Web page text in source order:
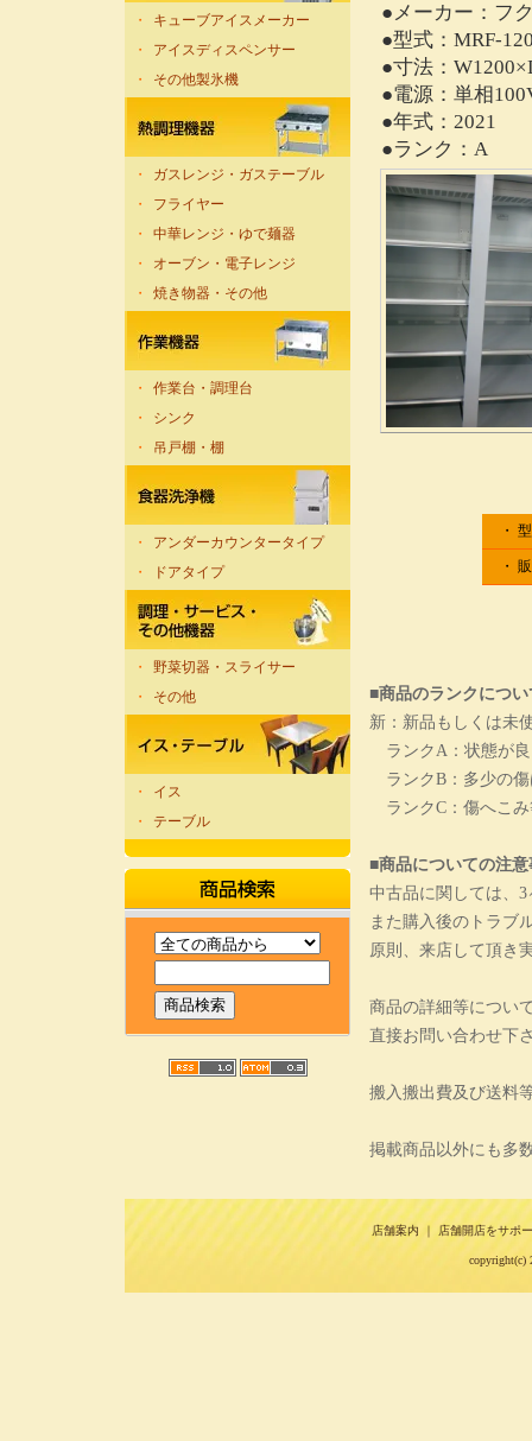
・
キューブアイスメーカー
・
アイスディスペンサー
・
その他製氷機
・
ガスレンジ・ガステーブル
・
フライヤー
・
中華レンジ・ゆで麺器
・
オーブン・電子レンジ
・
焼き物器・その他
・
作業台・調理台
・
シンク
・
吊戸棚・棚
・
アンダーカウンタータイプ
・
ドアタイプ
・
野菜切器・スライサー
・
その他
・
イス
・
テーブル
●メーカー：フ
●型式：MRF-
●寸法：
●電源：単相
●年式：2021
●ランク：A
・
・
■商品のランクについ
新：新品もしくは未
ランクA：状態が
ランクB：多少の傷
ランクC：傷へこ
■商品についての注
中古品に関しては、
また購入後のトラブ
原則、来店して頂き
商品の詳細等につい
直接お問い合わせ下
搬入搬出費及び送料
掲載商品以外にも多
店舗案内 ｜ 店舗開店をサポ
copyright(c)